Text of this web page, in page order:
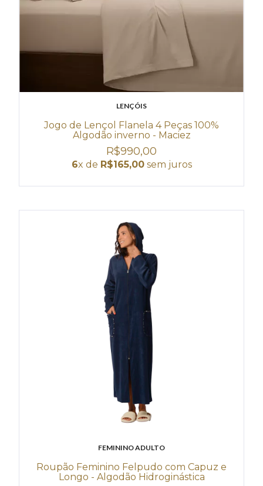
LENÇÓIS
Jogo de Lençol Flanela 4 Peças 100%
Algodão inverno - Maciez
R$990,00
6x de R$165,00sem juros
FEMININO ADULTO
Roupão Feminino Felpudo com Capuz e
Longo - Algodão Hidroginástica